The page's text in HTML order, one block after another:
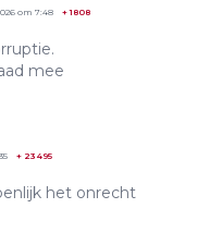
om 7:48 +1808
mee
+ 23495
het onrecht